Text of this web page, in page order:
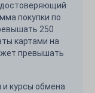
покупки по
250
картами на
превышать
и курсы обмена